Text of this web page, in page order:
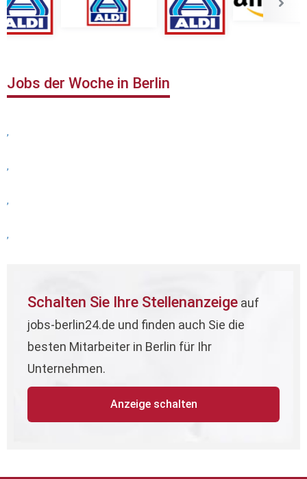
Jobs der Woche in Berlin
,
,
,
,
Schalten Sie Ihre Stellenanzeige auf
jobs-berlin24.de und finden auch Sie die
besten Mitarbeiter in Berlin für Ihr
Unternehmen.
Anzeige schalten